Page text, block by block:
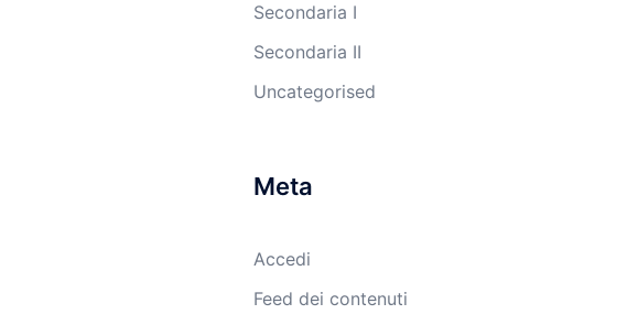
Secondaria I
Secondaria II
Uncategorised
Meta
Accedi
Feed dei contenuti